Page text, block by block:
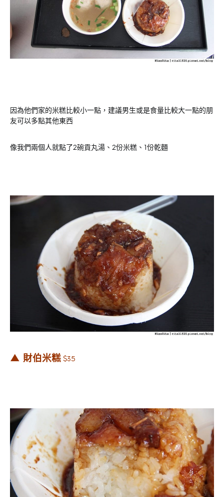
因為他們家的米糕比較小一點，建議男生或是食量比較大一點的朋
友可以多點其他東西
像我們兩個人就點了2碗貢丸湯、2份米糕、1份乾麵
▲ 財伯米糕 $35